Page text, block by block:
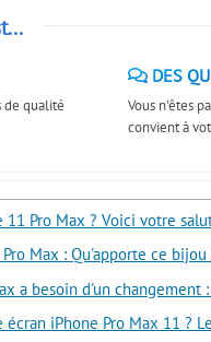
de qualité
DES
Vous n'êtes
convient à
11 Pro Max ? Voici votre
Max : Qu'apporte ce
a besoin d'un
iPhone Pro Max 11 ?